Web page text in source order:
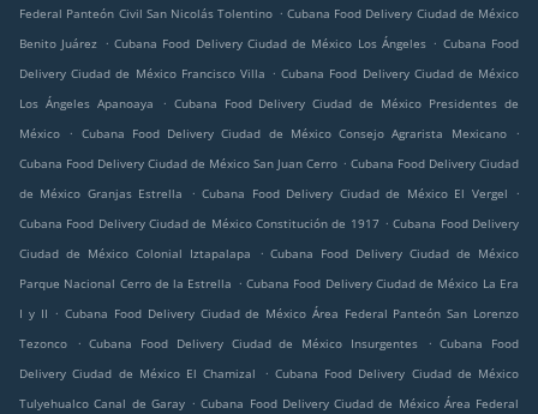
Federal Panteón Civil San Nicolás Tolentino . Cubana Food Delivery Ciudad de México
Benito Juárez . Cubana Food Delivery Ciudad de México Los Ángeles . Cubana Food
Delivery Ciudad de México Francisco Villa . Cubana Food Delivery Ciudad de México
Los Ángeles Apanoaya
. Cubana Food Delivery Ciudad de México Presidentes de
México
. Cubana Food Delivery Ciudad de México Consejo Agrarista Mexicano
.
Cubana Food Delivery Ciudad de México San Juan Cerro . Cubana Food Delivery Ciudad
de México Granjas Estrella
. Cubana Food Delivery Ciudad de México El Vergel
.
Cubana Food Delivery Ciudad de México Constitución de 1917 . Cubana Food Delivery
Ciudad de México Colonial Iztapalapa
. Cubana Food Delivery Ciudad de México
Parque Nacional Cerro de la Estrella . Cubana Food Delivery Ciudad de México La Era
I y II . Cubana Food Delivery Ciudad de México Área Federal Panteón San Lorenzo
Tezonco
. Cubana Food Delivery Ciudad de México Insurgentes . Cubana Food
Delivery Ciudad de México El Chamizal
. Cubana Food Delivery Ciudad de México
Tulyehualco Canal de Garay . Cubana Food Delivery Ciudad de México Área Federal